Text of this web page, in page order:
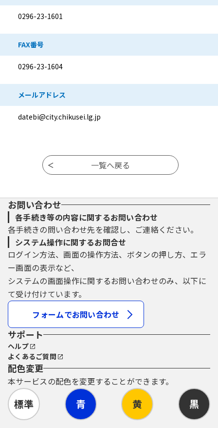
0296-23-1601
FAX番号
0296-23-1604
メールアドレス
datebi@city.chikusei.lg.jp
お問い合わせ
各手続き等の内容に関するお問い合わせ
各手続きの問い合わせ先を確認し、ご連絡ください。
システム操作に関するお問合せ
ログイン方法、画面の操作方法、ボタンの押し方、エラ
ー画面の表示など、
システムの画面操作に関するお問い合わせのみ、以下に
て受け付けています。
フォームでお問い合わせ
サポート
ヘルプ
よくあるご質問
配色変更
本サービスの配色を変更することができます。
標準 青 黄 黒